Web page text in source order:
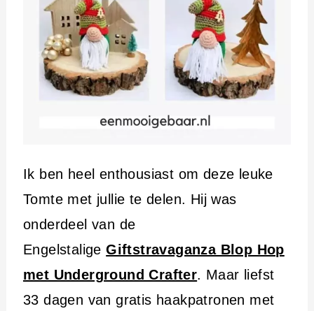
Ik ben heel enthousiast om deze leuke
Tomte met jullie te delen. Hij was
onderdeel van de
EngelstaligeGiftstravaganza Blop Hop
met Underground Crafter. Maar liefst
33 dagen van gratis haakpatronen met